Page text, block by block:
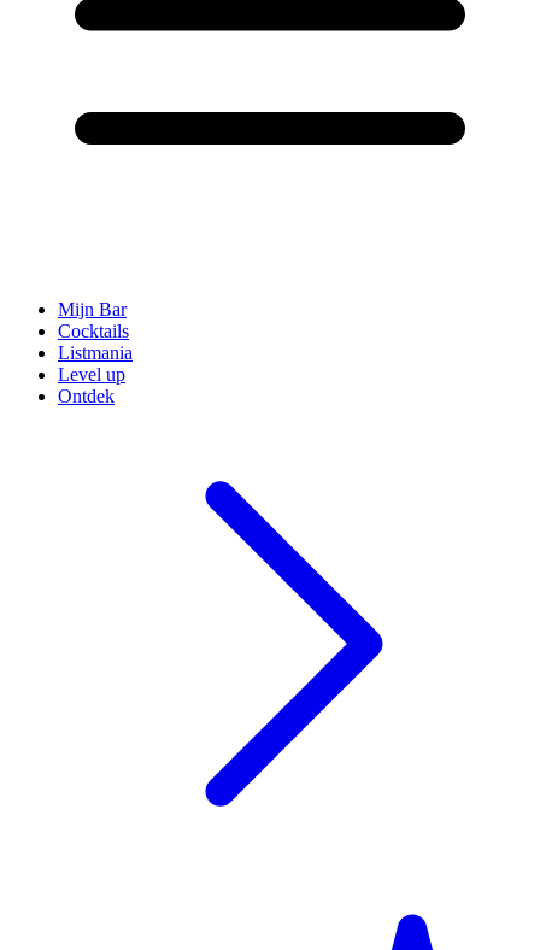
Mijn Bar
Cocktails
Listmania
Level up
Ontdek